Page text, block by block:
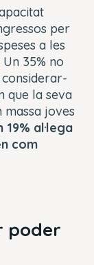
per
a les
35% no
que la seva
massa joves
19% al·lega
com
poder